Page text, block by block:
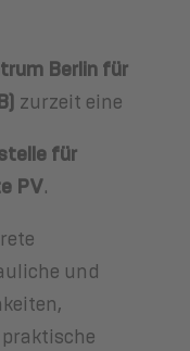
Berlin für
zurzeit eine
für
PV.
und